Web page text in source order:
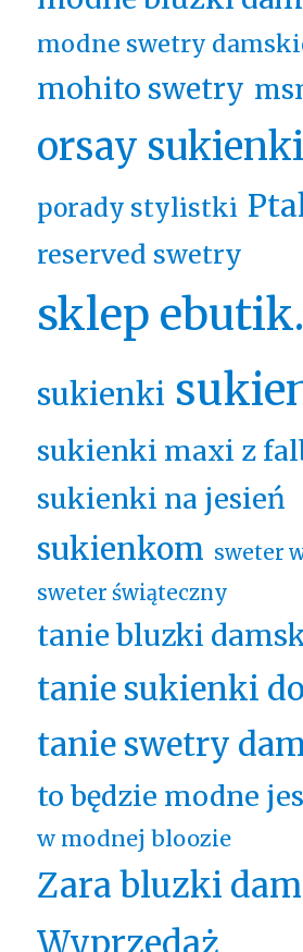
modne swetry
mohito swetry
orsay sukienki
porady stylistki
reserved swetry
sklep
sukienki
sukienki maxi z
sukienki na jesień
sukienkom sweter
sweter świąteczny
tanie bluzki
tanie sukienki
tanie swetry
to będzie modne
w modnej bloozie
Zara bluzki
Wyprzedaż